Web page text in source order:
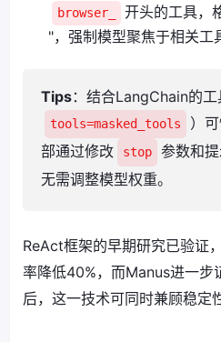
browser_ 开头的工具，
"，强制模型聚焦于相关工
Tips：结合LangChain的
tools=masked_tools
）
部通过修改
stop
参数和提
无需调整模型权重。
ReAct框架的早期研究已验证
率降低40%，而Manus进一步
后，这一技术可同时兼顾稳定